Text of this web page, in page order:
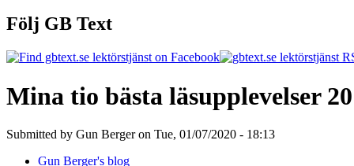
Följ GB Text
Mina tio bästa läsupplevelser
Submitted by Gun Berger on Tue, 01/07/2020 - 18:13
Gun Berger's blog